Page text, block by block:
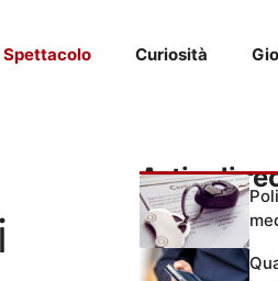
Spettacolo Curiosità
Articoli